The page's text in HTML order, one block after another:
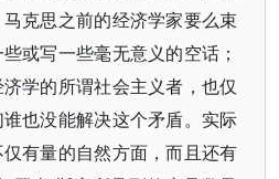
克思之前的经济学家要么束
或写一些毫无意义的空话；
学的所谓社会主义者，也仅
也没能解决这个矛盾。实际
有量的自然方面，而且还有